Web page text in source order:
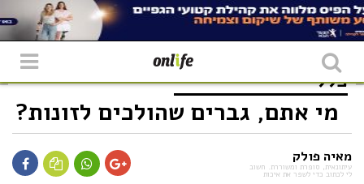
כללי
מי אתם, גברים שהולכים לזונות?
מאיה פולק
עיתונאית, סופרת ומשוררת. חשוב
לי לכתוב כדי לשפר את איכות